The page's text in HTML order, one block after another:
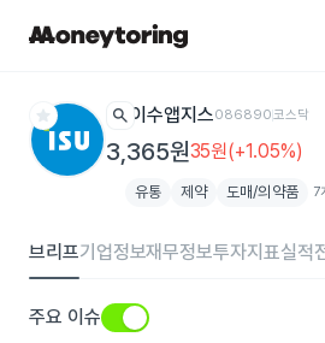
star search 이수앱지스086890코스닥
3,365원35원(+1.05%)
유통 제약 도매/의약품 7
브리프기업정보재무정보투자지표실적
주요 이슈